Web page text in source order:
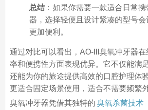
总结：如果你需要一款适合日常携
器，选择轻便且设计紧凑的型号
更加便利。
通过对比可以看出，AO-III臭氧冲牙器
率和便携性方面表现优异。它不仅能满
还能为你的旅途提供高效的口腔护理体
更适合固定场景使用，适合不需要频繁
臭氧冲牙器凭借其独特的 臭氧杀菌技术